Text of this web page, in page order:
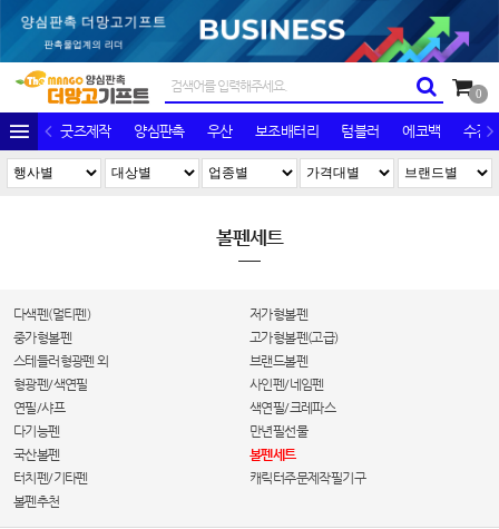
0
굿즈제작 양심판촉 우산 보조배터리 텀블러 에코백 수건/
볼펜세트
다색펜(멀티펜)
저가형볼펜
중가형볼펜
고가형볼펜(고급)
스테들러형광펜 외
브랜드볼펜
형광펜/색연필
사인펜/네임펜
연필/샤프
색연필/크레파스
다기능펜
만년필선물
국산볼펜
볼펜세트
터치펜/기타펜
캐릭터주문제작필기구
볼펜추천